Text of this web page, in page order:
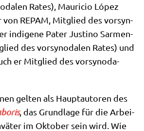
Rates), Mau­ricio López
von REPAM, Mit­glied des vor­syn­
indi­ge­ne Pater Justi­no Sar­men­
des vor­syn­oda­len Rates) und
er Mit­glied des vor­syn­oda­
gel­ten als Haupt­au­to­ren des
, das Grund­la­ge für die Arbei­
im Okto­ber sein wird. Wie